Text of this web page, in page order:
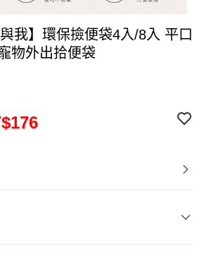
我】環保撿便袋4入/8入 平口
無香/木質香 寵物外出拾便袋